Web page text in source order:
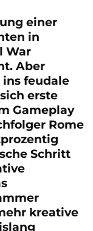
einer
in
War
Aber
feudale
erste
Gameplay
Rome
Schritt
kreative